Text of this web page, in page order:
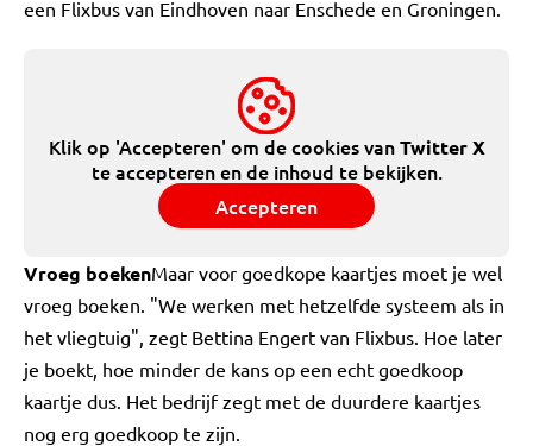
een Flixbus van Eindhoven naar Enschede en Groningen.
Klik op 'Accepteren' om de cookies vanTwitter X
te accepteren en de inhoud te bekijken.
Accepteren
Vroeg boekenMaar voor goedkope kaartjes moet je wel
vroeg boeken. "We werken met hetzelfde systeem als in
het vliegtuig", zegt Bettina Engert van Flixbus. Hoe later
je boekt, hoe minder de kans op een echt goedkoop
kaartje dus. Het bedrijf zegt met de duurdere kaartjes
nog erg goedkoop te zijn.